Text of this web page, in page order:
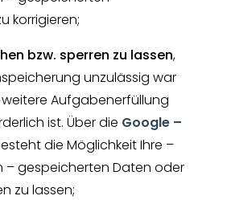
korrigieren;
bzw. sperren zu lassen,
unzulässig war
Aufgabenerfüllung
ist. Über die Google –
die Möglichkeit Ihre –
– gespeicherten Daten oder
zu lassen;